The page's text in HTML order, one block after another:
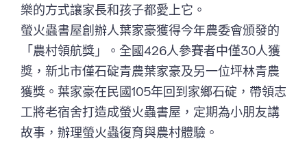
樂的方式讓家長和孩子都愛上它。
螢火蟲書屋創辦人葉家豪獲得今年農委會頒發的
「農村領航獎」。全國426人參賽者中僅30人獲
獎，新北市僅石碇青農葉家豪及另一位坪林青農
獲獎。葉家豪在民國105年回到家鄉石碇，帶領志
工將老宿舍打造成螢火蟲書屋，定期為小朋友講
故事，辦理螢火蟲復育與農村體驗。